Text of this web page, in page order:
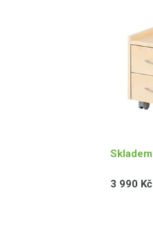
Skladem
3 990 Kč